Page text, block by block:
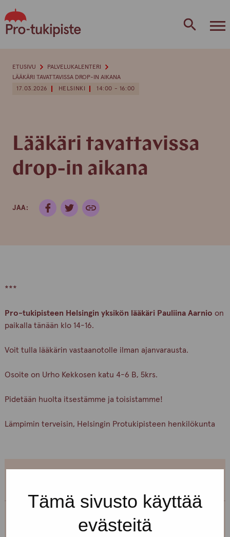
Tämä sivusto käyttää
evästeitä
to
content
17.03.2026 HELSINKI 14:00 - 16:00
Lääkäri tavattavissa
drop-in aikana
JAA:
ETUSIVU
PALVELUKALENTERI
LÄÄKÄRI TAVATTAVISSA DROP-IN AIKANA
***
Pro-tukipisteen Helsingin yksikön lääkäri Pauliina Aarnio on
paikalla tänään klo 14-16.
Voit tulla lääkärin vastaanotolle ilman ajanvarausta.
Osoite on Urho Kekkosen katu 4-6 B, 5krs.
Pidetään huolta itsestämme ja toisistamme!
Lämpimin terveisin, Helsingin Protukipisteen henkilökunta